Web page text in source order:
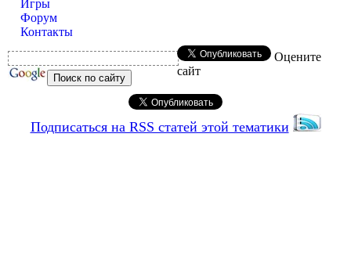
Игры
Форум
Контакты
Оцените
сайт
Подписаться на RSS статей этой тематики